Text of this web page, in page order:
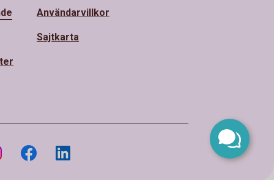
Användarvillkor
Sajtkarta